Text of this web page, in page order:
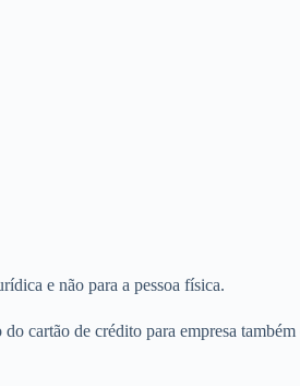
e não para a pessoa física.
cartão de crédito para empresa